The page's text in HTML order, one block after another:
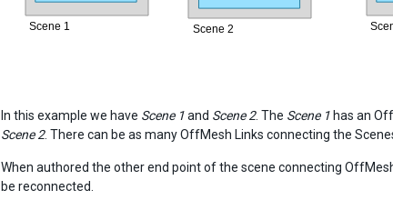
In this example we have Scene 1and Scene 2. The Scene 1 has an
Scene 2. There can be as many OffMesh Links connecting the
When authored the other end point of the scene connecting
be reconnected.